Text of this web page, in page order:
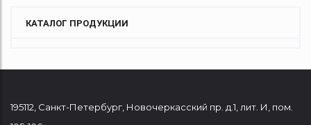
КАТАЛОГ ПРОДУКЦИИ
195112 Санкт-Петербург Новочеркасский пр. д.1, лит. И, пом.